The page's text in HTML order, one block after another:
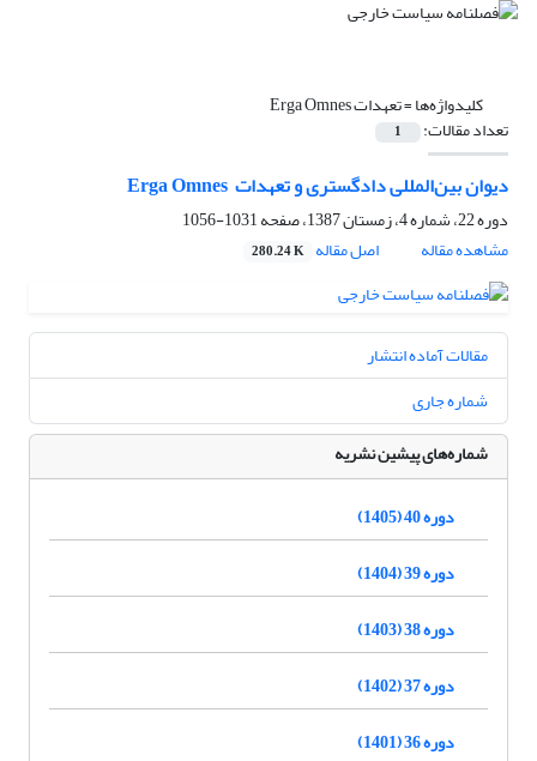
کلیدواژه‌ها =تعهدات ‏Erga Omnes
تعداد مقالات: 1
دیوان بین‌المللی دادگستری و تعهدات ‏ ‏Erga Omnes
دوره 22، شماره 4، زمستان 1387، صفحه
1031-1056
مشاهده مقاله
اصل مقاله 280.24 K
مقالات آماده انتشار
شماره جاری
شماره‌های پیشین نشریه
دوره 40 (1405)
دوره 39 (1404)
دوره 38 (1403)
دوره 37 (1402)
دوره 36 (1401)